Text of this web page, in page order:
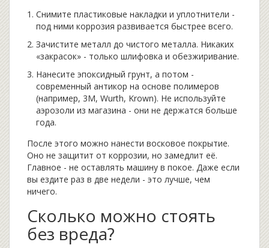
Снимите пластиковые накладки и уплотнители -
под ними коррозия развивается быстрее всего.
Зачистите металл до чистого металла. Никаких
«закрасок» - только шлифовка и обезжиривание.
Нанесите эпоксидный грунт, а потом -
современный антикор на основе полимеров
(например, 3M, Wurth, Krown). Не используйте
аэрозоли из магазина - они не держатся больше
года.
После этого можно нанести восковое покрытие.
Оно не защитит от коррозии, но замедлит её.
Главное - не оставлять машину в покое. Даже если
вы ездите раз в две недели - это лучше, чем
ничего.
Сколько можно стоять
без вреда?